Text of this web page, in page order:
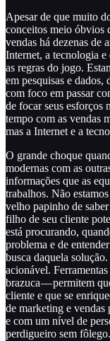
Apesar de que muito
conceitos meio óbvios
vendas há dezenas de
Internet, a tecnologia
as regras do jogo.
em pesquisas e dados,
com foco em passar
de focar seus esforços
tempo com as vendas
mas a Internet e a
O grande choque
modernas com as
informações que as
trabalhos. Não
velho papinho de
filho de seu cliente
está procurando,
problema e de
busca daquela
acionável.
brazuca — permitem
cliente e que se
de marketing e vendas
e com um nível de
perdigueiro sem fôlego.